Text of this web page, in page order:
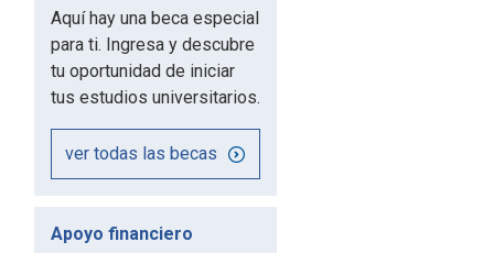
Aquí hay una beca especial
para ti. Ingresa y descubre
tu oportunidad de iniciar
tus estudios universitarios.
ver todas las becas
Apoyo financiero